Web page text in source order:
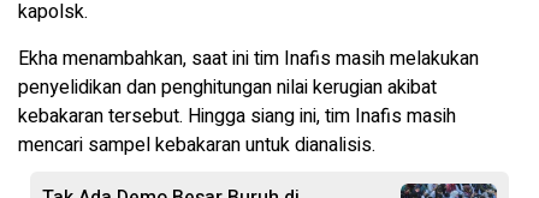
kapolsk.
Ekha menambahkan, saat ini tim Inafis masih melakukan
penyelidikan dan penghitungan nilai kerugian akibat
kebakaran tersebut. Hingga siang ini, tim Inafis masih
mencari sampel kebakaran untuk dianalisis.